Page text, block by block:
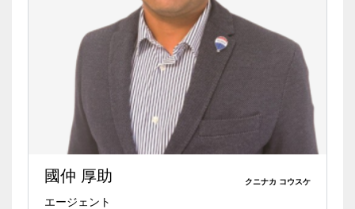
國仲 厚助 クニナカ コウスケ
エージェント